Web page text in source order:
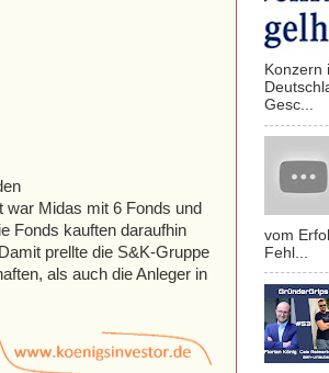
war Midas mit 6 Fonds und
Fonds kauften daraufhin
prellte die S&K-Gruppe
als auch die Anleger in
Konzern
Gesc...
vom
Fehl...